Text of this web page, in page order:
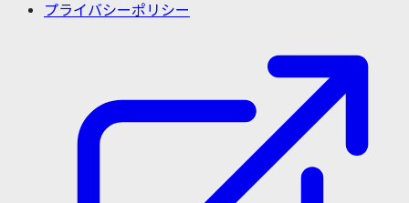
プライバシーポリシー